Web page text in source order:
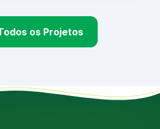
os Projetos